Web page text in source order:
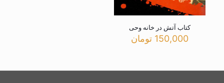
کتاب آتش در خانه وحی
150,000 تومان